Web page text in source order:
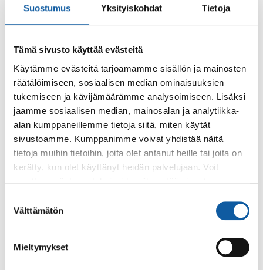
Suostumus Yksityiskohdat Tietoja
Tämä sivusto käyttää evästeitä
Käytämme evästeitä tarjoamamme sisällön ja mainosten
räätälöimiseen, sosiaalisen median ominaisuuksien
tukemiseen ja kävijämäärämme analysoimiseen. Lisäksi
jaamme sosiaalisen median, mainosalan ja analytiikka-
alan kumppaneillemme tietoja siitä, miten käytät
sivustoamme. Kumppanimme voivat yhdistää näitä
tietoja muihin tietoihin, joita olet antanut heille tai joita on
kerätty, kun olet käyttänyt heidän palvelujaan. Voit
valinta
Välttämätön
Mieltymykset
Takaisin tapahtumiin
Asiasanat
uimahalli uinti
Palaute